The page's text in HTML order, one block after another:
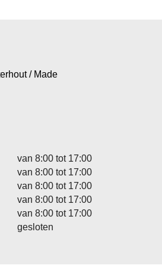
/ Made
van 8:00 tot 17:00
van 8:00 tot 17:00
van 8:00 tot 17:00
van 8:00 tot 17:00
van 8:00 tot 17:00
gesloten